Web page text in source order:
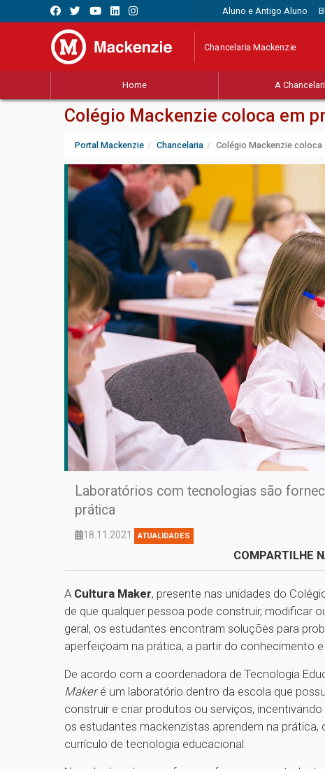
Aluno e Antigo Aluno
Chancelaria Mackenzie
Home A
Colégio Mackenzie coloca em
Portal Mackenzie Chancelaria Colégio Mackenzie coloca
Laboratórios com tecnologias são
prática
18.11.2021 ATUALIDADES
COMPARTILHE
A Cultura Maker, presente nas unidades do
de que qualquer pessoa pode construir, modificar
geral, os estudantes encontram soluções para
aperfeiçoam na prática, a partir do conhecimento
De acordo com a coordenadora de Tecnologia
Makeré um laboratório dentro da escola que
construir e criar produtos ou serviços,
os estudantes mackenzistas aprendem na
currículo de tecnologia educacional.